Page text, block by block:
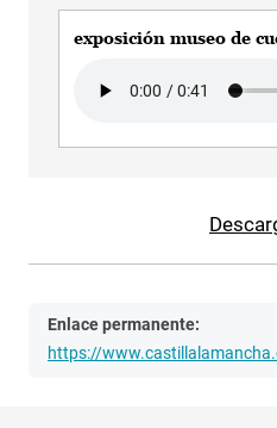
exposición museo de
Enlace permanente:
https://